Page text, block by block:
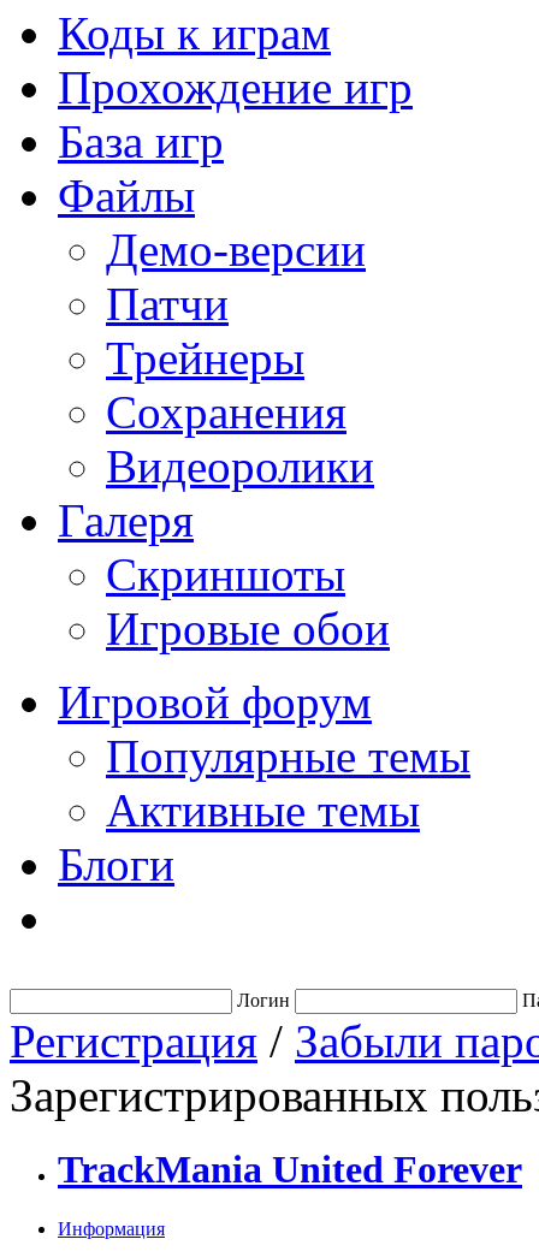
Коды к играм
Прохождение игр
База игр
Файлы
Демо-версии
Патчи
Трейнеры
Сохранения
Видеоролики
Галеря
Скриншоты
Игровые обои
Игровой форум
Популярные темы
Активные темы
Блоги
Логин
Регистрация / Забыли
Зарегистрированных
TrackMania United Forever
Информация